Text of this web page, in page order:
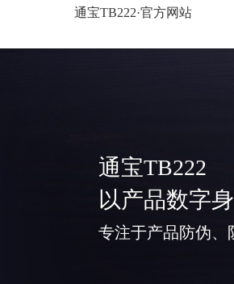
通宝TB222·官方网站
通宝TB222
以产品数字
专注于产品防伪、